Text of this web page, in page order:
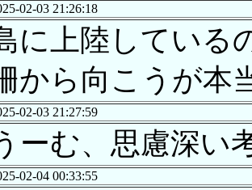
02-03 21:26:18
に上陸している
から向こうが本
02-03 21:27:59
ーむ、思慮深い
02-04 00:33:55